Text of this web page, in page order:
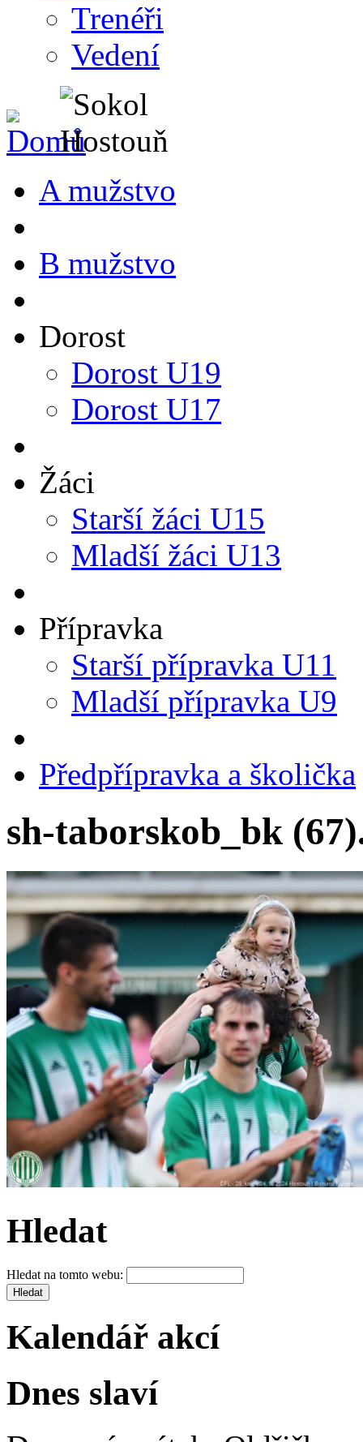
Trenéři
Vedení
A mužstvo
B mužstvo
Dorost
Dorost U19
Dorost U17
Žáci
Starší žáci U15
Mladší žáci U13
Přípravka
Starší přípravka U11
Mladší přípravka U9
Předpřípravka a školička
sh-taborskob_bk
Hledat
Hledat na tomto webu:
Kalendář akcí
Dnes slaví